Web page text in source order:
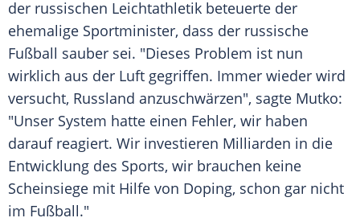
der russischen Leichtathletik beteuerte der
ehemalige Sportminister, dass der russische
Fußball sauber sei. "Dieses Problem ist nun
wirklich aus der Luft gegriffen. Immer wieder wird
versucht, Russland anzuschwärzen", sagte Mutko:
"Unser System hatte einen Fehler, wir haben
darauf reagiert. Wir investieren Milliarden in die
Entwicklung des Sports, wir brauchen keine
Scheinsiege mit Hilfe von Doping, schon gar nicht
im Fußball."